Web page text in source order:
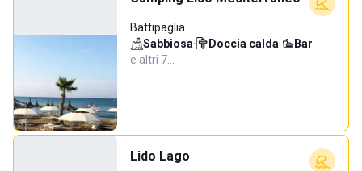
Battipaglia
Sabbiosa· Doccia calda· Bar·
e altri 7…
Lido Lago